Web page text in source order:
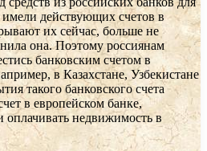
действующих счетов в
их сейчас, больше не
она. Поэтому россиянам
банковским счетом в
в Казахстане, Узбекистане
такого банковского счета
в европейском банке,
оплачивать недвижимость в